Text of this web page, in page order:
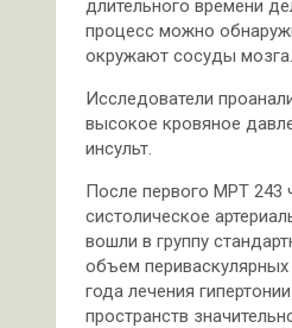
длительного времени
процесс можно
окружают сосуды мозга.
Исследователи
высокое кровяное
инсульт.
После первого МРТ 243
систолическое
вошли в группу
объем
года лечения
пространств